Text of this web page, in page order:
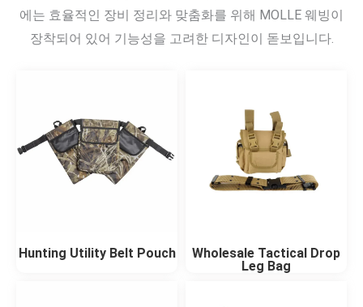
에는 효율적인 장비 정리와 맞춤화를 위해 MOLLE 웨빙이
장착되어 있어 기능성을 고려한 디자인이 돋보입니다.
Hunting Utility Belt Pouch
Wholesale Tactical Drop
Leg Bag